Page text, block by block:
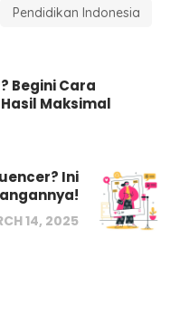
Pendidikan Indonesia
Begini Cara
Maksimal
Ini
14, 2025